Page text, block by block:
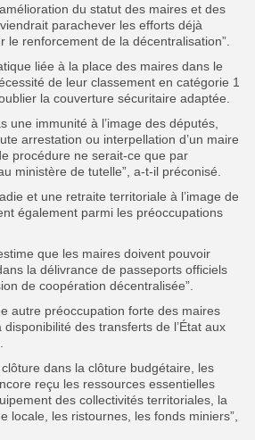
du statut des maires et des
parachever les efforts déjà
le renforcement de la décentralisation”.
liée à la place des maires dans le
de leur classement en catégorie 1
la couverture sécuritaire adaptée.
une immunité à l’image des députés,
arrestation ou interpellation d’un maire
procédure ne serait-ce que par
ministère de tutelle”, a-t-il préconisé.
et une retraite territoriale à l’image de
également parmi les préoccupations
que les maires doivent pouvoir
la délivrance de passeports officiels
de coopération décentralisée”.
autre préoccupation forte des maires
des transferts de l’État aux
dans la clôture budgétaire, les
reçu les ressources essentielles
des collectivités territoriales, la
locale, les ristournes, les fonds miniers”,